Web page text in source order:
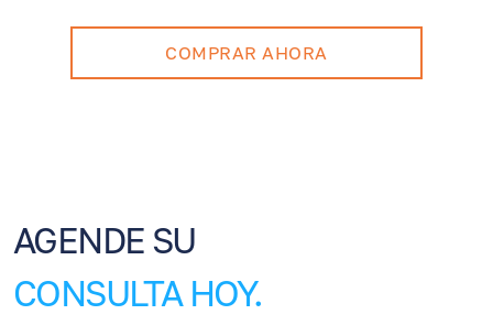
COMPRAR AHORA
AGENDE SU
CONSULTA HOY.